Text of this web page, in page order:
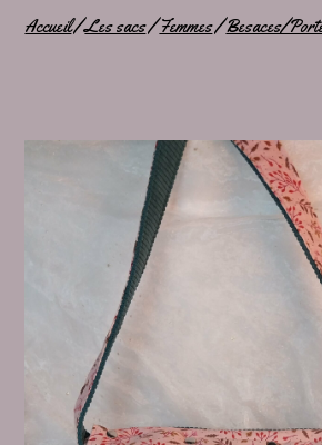
Accueil/Les sacs/Femmes/Besaces/